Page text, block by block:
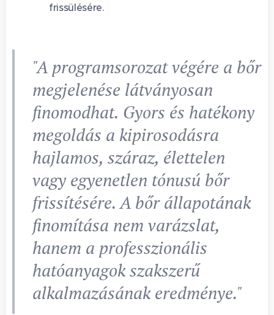
frissülésére.
"A programsorozat végére a bőr
megjelenése látványosan
finomodhat. Gyors és hatékony
megoldás a kipirosodásra
hajlamos, száraz, élettelen
vagy egyenetlen tónusú bőr
frissítésére. A bőr állapotának
finomítása nem varázslat,
hanem a professzionális
hatóanyagok szakszerű
alkalmazásának eredménye."